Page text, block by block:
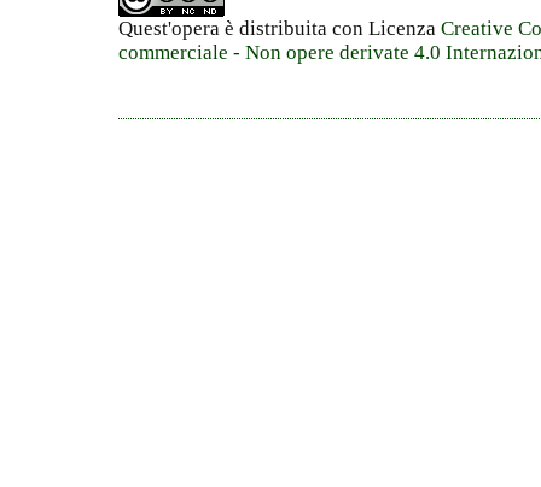
Quest'opera è distribuita con Licenza Creative
commerciale - Non opere derivate 4.0